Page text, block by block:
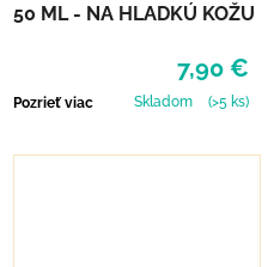
50 ML - NA HLADKÚ KOŽU
7,90 €
Pozrieť viac Skladom (>5 ks)